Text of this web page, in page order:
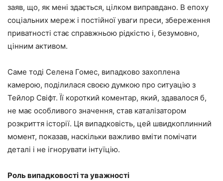
заяв, що, як мені здається, цілком виправдано. В епоху
соціальних мереж і постійної уваги преси, збереження
приватності стає справжньою рідкістю і, безумовно,
цінним активом.
Саме тоді Селена Гомес, випадково захоплена
камерою, поділилася своєю думкою про ситуацію з
Тейлор Свіфт. Її короткий коментар, який, здавалося б,
не має особливого значення, став каталізатором
розкриття історії. Ця випадковість, цей швидкоплинний
момент, показав, наскільки важливо вміти помічати
деталі і не ігнорувати інтуїцію.
Роль випадковості та уважності